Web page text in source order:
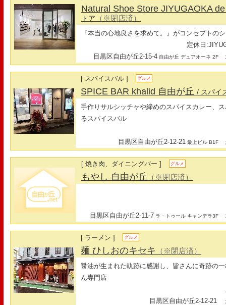
Natural Shoe Store JIYUGAOKA
トア （※閉店済）
『本当の心地良さを求めて。』がコンセプトの
定休日
目黒区自由が丘2-15-4 自由が丘 デュアオーネ 2F
[ スパイスバル ] グルメ
SPICE BAR khalid 自由が丘/ スパイ
手作りサルシッチャや締めのスパイスカレー、
るスパイスバル
目黒区自由が丘2-12-21 最上ビル B1F
[ 焼き肉、ダイニングバー ] グルメ
もやし 自由が丘 （※閉店済）
目黒区自由が丘2-11-7 ラ・トゥール キャンデラ3F
[ ラーメン ] グルメ
麺 ひしおのキセキ （※閉店済）
醤油が生まれた軌跡に感謝し、皆さんに奇跡の
ん専門店
目黒区自由が丘2-12-21